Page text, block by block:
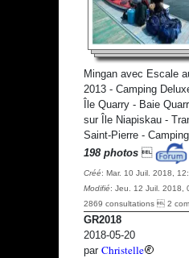
Mingan avec Escale
2013 - Camping
Île Quarry - Baie
sur Île Niapiskau -
Saint-Pierre -
198 photos
Créé: Mar. 10 Juil. 2018,
Modifié: Jeu. 12 Juil. 2018,
2869 consultations  2
GR2018
2018-05-20
par Christelle